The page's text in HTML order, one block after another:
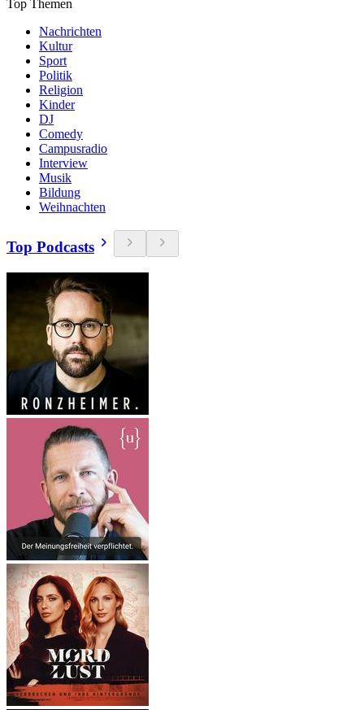
Top Themen
Nachrichten
Kultur
Sport
Politik
Religion
Kinder
DJ
Comedy
Campusradio
Interview
Musik
Bildung
Weihnachten
Top Podcasts